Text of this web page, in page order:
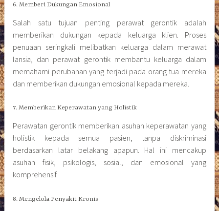
6. Memberi Dukungan Emosional
Salah satu tujuan penting perawat gerontik adalah
memberikan dukungan kepada keluarga klien. Proses
penuaan seringkali melibatkan keluarga dalam merawat
lansia, dan perawat gerontik membantu keluarga dalam
memahami perubahan yang terjadi pada orang tua mereka
dan memberikan dukungan emosional kepada mereka.
7. Memberikan Keperawatan yang Holistik
Perawatan gerontik memberikan asuhan keperawatan yang
holistik kepada semua pasien, tanpa diskriminasi
berdasarkan latar belakang apapun. Hal ini mencakup
asuhan fisik, psikologis, sosial, dan emosional yang
komprehensif.
8. Mengelola Penyakit Kronis